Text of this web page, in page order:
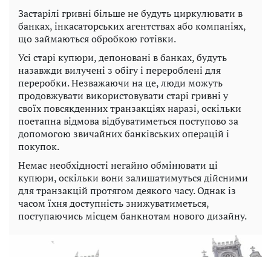
Застарілі гривні більше не будуть циркулювати в
банках, інкасаторських агентствах або компаніях,
що займаються обробкою готівки.
Усі старі купюри, депоновані в банках, будуть
назавжди вилучені з обігу і перероблені для
переробки. Незважаючи на це, люди можуть
продовжувати використовувати старі гривні у
своїх повсякденних транзакціях наразі, оскільки
поетапна відмова відбуватиметься поступово за
допомогою звичайних банківських операцій і
покупок.
Немає необхідності негайно обмінювати ці
купюри, оскільки вони залишатимуться дійсними
для транзакцій протягом деякого часу. Однак із
часом їхня доступність знижуватиметься,
поступаючись місцем банкнотам нового дизайну.